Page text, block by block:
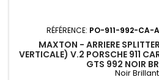
RÉFÉRENCE: PO-911-992-CA-
MAXTON - ARRIERE
VERTICALE) V.2 PORSCHE 911
GTS 992 NOIR
Noir Brillant